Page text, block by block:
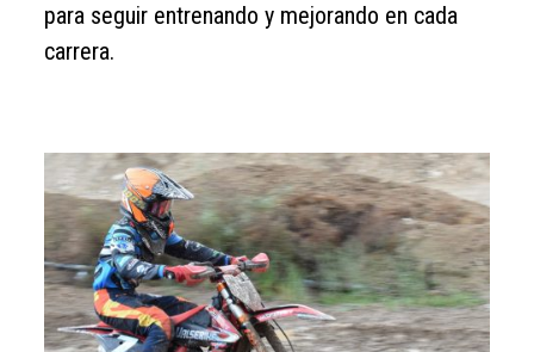
para seguir entrenando y mejorando en cada
carrera.